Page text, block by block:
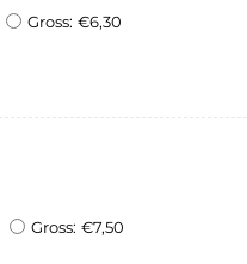
Gross: €6,30
Gross: €7,50